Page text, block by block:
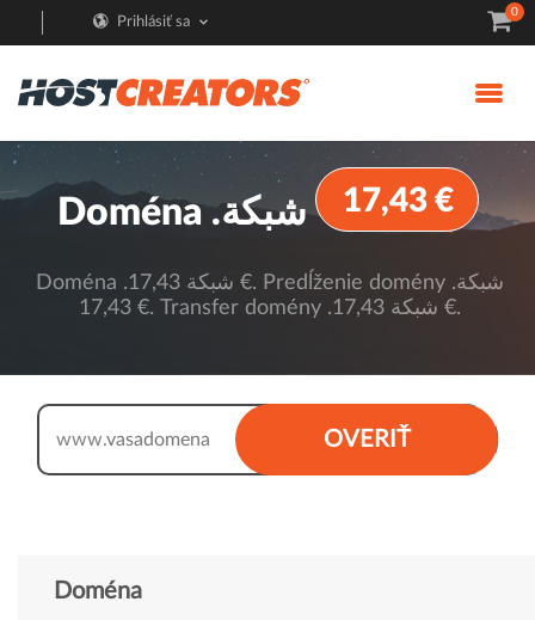
Prihlásiť sa
0
Doména .شبكة 17,43 €
Doména .شبكة 17,43 €. Predĺženie domény .شبكة
17,43 €. Transfer domény .شبكة 17,43 €.
OVERIŤ
www.
Doména